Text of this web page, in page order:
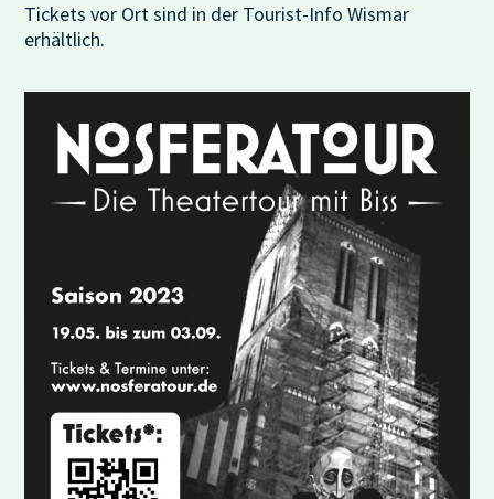
Tickets vor Ort sind in der Tourist-Info Wismar
erhältlich.